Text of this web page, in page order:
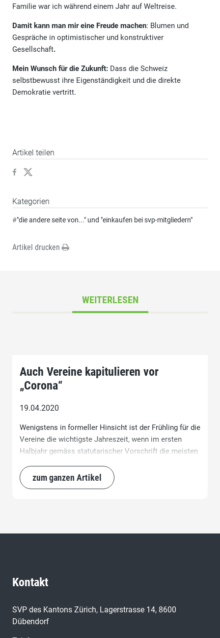
Familie war ich während einem Jahr auf Weltreise.
Damit kann man mir eine Freude machen: Blumen und
Gespräche in optimistischer und konstruktiver
Gesellschaft.
Mein Wunsch für die Zukunft: Dass die Schweiz
selbstbewusst ihre Eigenständigkeit und die direkte
Demokratie vertritt.
Artikel teilen
Kategorien
#"die andere seite von..." und "einkaufen bei svp-mitgliedern"
Artikel drucken
WEITERLESEN
Auch Vereine kapitulieren vor
„Corona“
19.04.2020
Wenigstens in formeller Hinsicht ist der Frühling für die
Vereine die wichtigste Jahreszeit, wenn im ersten
Halbjahr gemäss statutarischer Vorschrift die meisten
„Corona“ verunmöglicht teils auch das.
zum ganzen Artikel
Kontakt
SVP des Kantons Zürich, Lagerstrasse 14, 8600
Dübendorf